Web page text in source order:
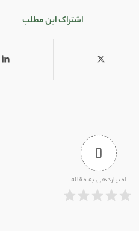
اشتراک این مطلب
0
امتیازدهی به مقاله